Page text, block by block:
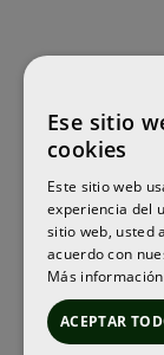
Ese sitio
cookies
Este sitio web
experiencia del
sitio web, usted
acuerdo con
Más información
ACEPTAR